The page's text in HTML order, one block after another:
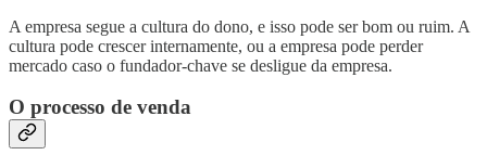
A empresa segue a cultura do dono, e isso pode ser bom ou ruim. A
cultura pode crescer internamente, ou a empresa pode perder
mercado caso o fundador-chave se desligue da empresa.
O processo de venda